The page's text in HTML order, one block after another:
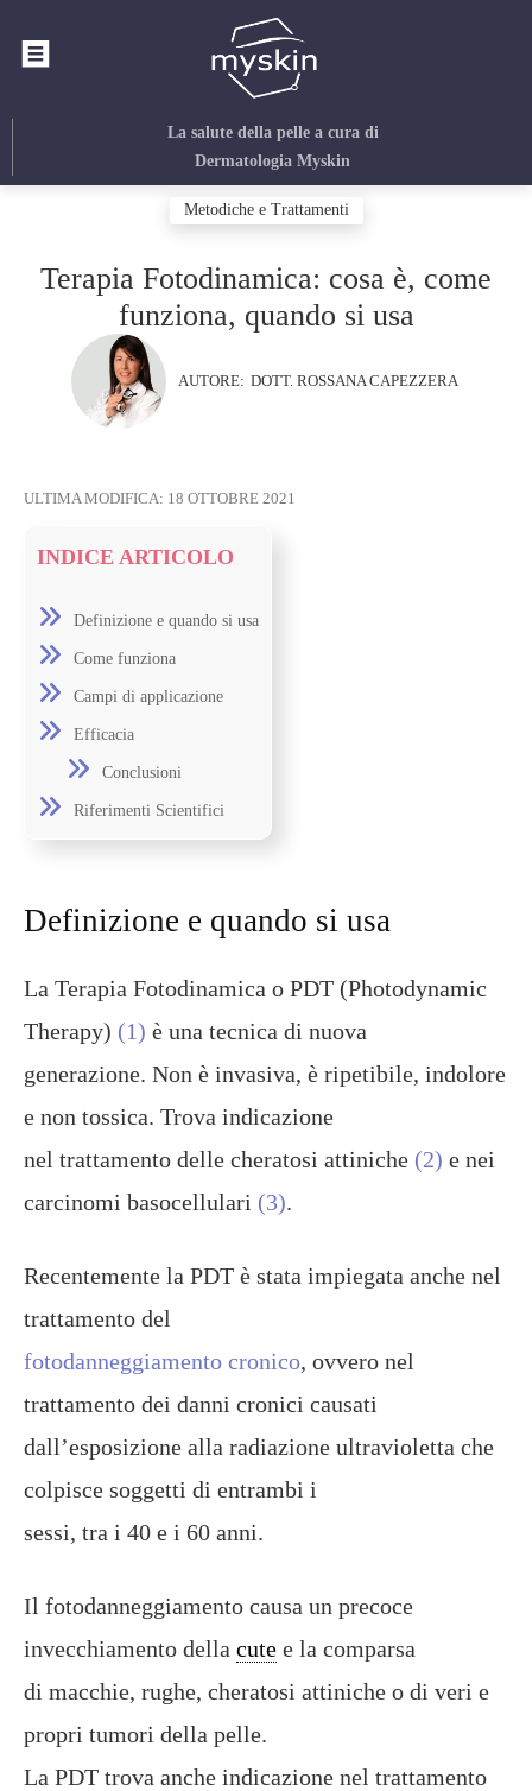
La salute della pelle a cura di
Dermatologia Myskin
Metodiche e Trattamenti
Terapia Fotodinamica: cosa è, come
funziona, quando si usa
AUTORE: DOTT. ROSSANA CAPEZZERA
ULTIMA MODIFICA: 18 OTTOBRE 2021
INDICE ARTICOLO
Definizione e quando si usa
Come funziona
Campi di applicazione
Efficacia
Conclusioni
Riferimenti Scientifici
Definizione e quando si usa
La Terapia Fotodinamica o PDT (Photodynamic
Therapy) (1) è una tecnica di nuova
generazione. Non è invasiva, è ripetibile, indolore
e non tossica. Trova indicazione
nel trattamento delle cheratosi attiniche (2) e nei
carcinomi basocellulari (3).
Recentemente la PDT è stata impiegata anche nel
trattamento del
fotodanneggiamento cronico, ovvero nel
trattamento dei danni cronici causati
dall’esposizione alla radiazione ultravioletta che
colpisce soggetti di entrambi i
sessi, tra i 40 e i 60 anni.
Il fotodanneggiamento causa un precoce
invecchiamento della cute e la comparsa
di macchie, rughe, cheratosi attiniche o di veri e
propri tumori della pelle.
La PDT trova anche indicazione nel trattamento